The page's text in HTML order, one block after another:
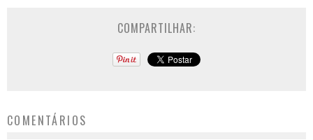
COMPARTILHAR:
COMENTÁRIOS